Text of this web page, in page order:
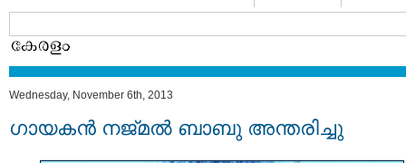
Wednesday, November 6th, 2013
ഗായകന്‍ നജ്മല്‍ ബാബു അന്തരിച്ചു